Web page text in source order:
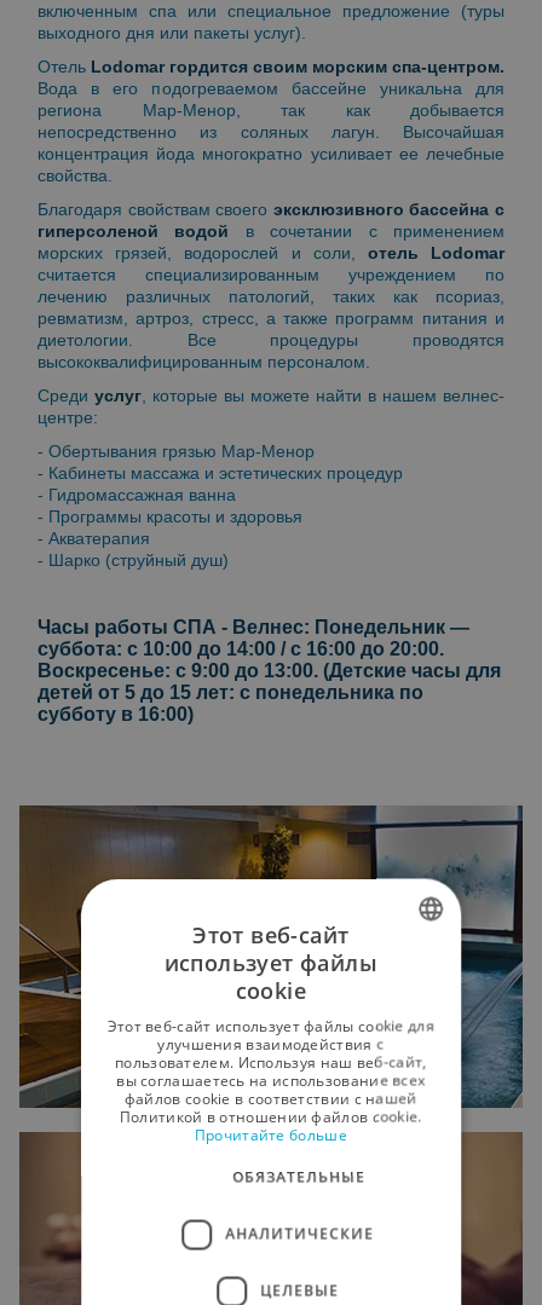
включенным спа или специальное предложение (туры
выходного дня или пакеты услуг).
Отель Lodomar гордится своим морским спа-центром.
Вода в его подогреваемом бассейне уникальна для
региона Мар-Менор, так как добывается
непосредственно из соляных лагун. Высочайшая
концентрация йода многократно усиливает ее лечебные
свойства.
Благодаря свойствам своего эксклюзивного бассейна с
гиперсоленой водой в сочетании с применением
морских грязей, водорослей и соли, отель Lodomar
считается специализированным учреждением по
лечению различных патологий, таких как псориаз,
ревматизм, артроз, стресс, а также программ питания и
диетологии. Все процедуры проводятся
высококвалифицированным персоналом.
Среди услуг , которые вы можете найти в нашем велнес-
центре:
- Обертывания грязью Мар-Менор
- Кабинеты массажа и эстетических процедур
- Гидромассажная ванна
- Программы красоты и здоровья
- Акватерапия
- Шарко (струйный душ)
Часы работы СПА - Велнес: Понедельник —
суббота: с 10:00 до 14:00 / с 16:00 до 20:00.
Воскресенье: с 9:00 до 13:00. (Детские часы для
детей от 5 до 15 лет: с понедельника по
субботу в 16:00)
SPANISH
GERMAN
RUSSIAN
Этот веб-сайт
использует файлы
cookie
Этот веб-сайт использует файлы cookie для
улучшения взаимодействия с
пользователем. Используя наш веб-сайт,
вы соглашаетесь на использование всех
файлов cookie в соответствии с нашей
Политикой в ​​отношении файлов cookie.
Прочитайте больше
ОБЯЗАТЕЛЬНЫЕ
АНАЛИТИЧЕСКИЕ
ЦЕЛЕВЫЕ